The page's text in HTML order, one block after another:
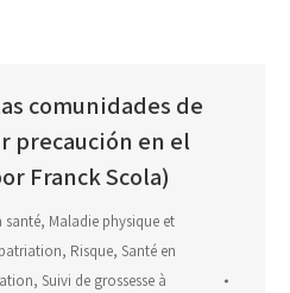
comunidades de
precaución en el
Franck Scola)
santé, Maladie physique et
, Risque, Santé en
, Suivi de grossesse à